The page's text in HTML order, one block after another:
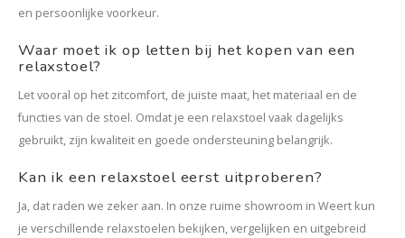
en persoonlijke voorkeur.
Waar moet ik op letten bij het kopen van een
relaxstoel?
Let vooral op het zitcomfort, de juiste maat, het materiaal en de
functies van de stoel. Omdat je een relaxstoel vaak dagelijks
gebruikt, zijn kwaliteit en goede ondersteuning belangrijk.
Kan ik een relaxstoel eerst uitproberen?
Ja, dat raden we zeker aan. In onze ruime showroom in Weert kun
je verschillende relaxstoelen bekijken, vergelijken en uitgebreid